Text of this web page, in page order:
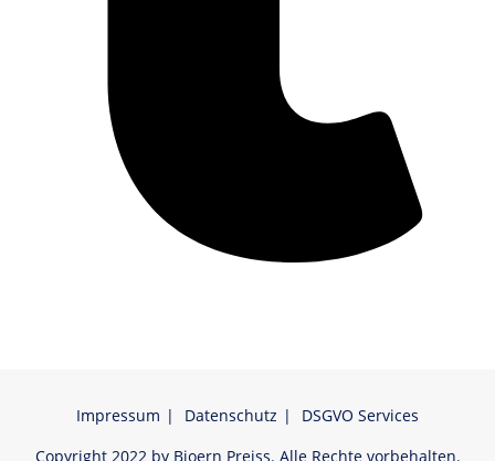
Impressum Datenschutz
DSGVO Services
Copyright 2022 by Bjoern Preiss. Alle Rechte vorbehalten.